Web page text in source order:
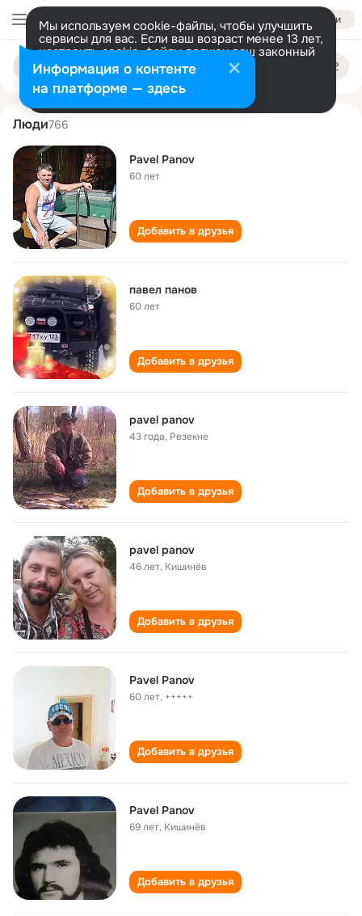
Войти
Мы используем cookie-файлы, чтобы улучшить
сервисы для вас. Если ваш возраст менее 13 лет,
настроить cookie-файлы должен ваш законный
представитель. Больше информации
Разрешить все Настроить
Поиск
людям
pavel panov
Люди766
Pavel Panov
60 лет
Добавить в друзья
павел панов
60 лет
Добавить в друзья
pavel panov
43 года, Резекне
Добавить в друзья
pavel panov
46 лет, Кишинёв
Добавить в друзья
Pavel Panov
60 лет, +++++
Добавить в друзья
Pavel Panov
69 лет, Кишинёв
Добавить в друзья
Информация о контенте
на платформе — здесь